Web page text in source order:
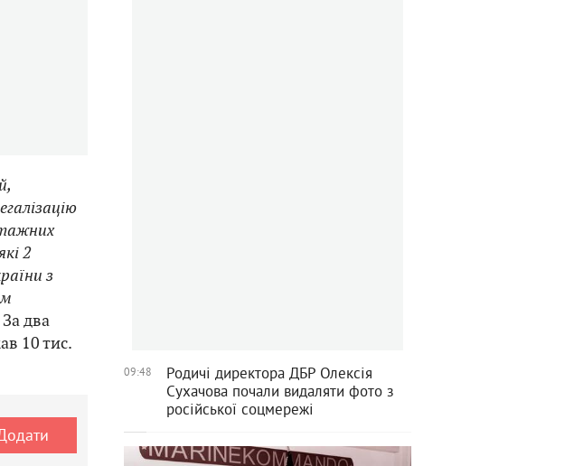
2
з
два
10 тис.
09:48
Родичі директора ДБР Олексія
Сухачова почали видаляти фото з
російської соцмережі